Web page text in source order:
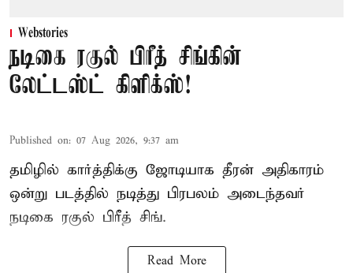
Webstories
நடிகை ரகுல் பிரீத் சிங்கின்
லேட்டஸ்ட் கிளிக்ஸ்!
Published on: 07 Aug 2026, 9:37 am
தமிழில் கார்த்திக்கு ஜோடியாக தீரன் அதிகாரம்
ஒன்று படத்தில் நடித்து பிரபலம் அடைந்தவர்
நடிகை ரகுல் பிரீத் சிங்.
Read More